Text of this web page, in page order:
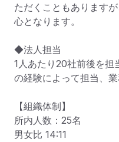
ただくこともあります
心となります。
◆法人担当
1人あたり20社前後を担
の経験によって担当、業
【組織体制】
所内人数：25名
男女比 14:11